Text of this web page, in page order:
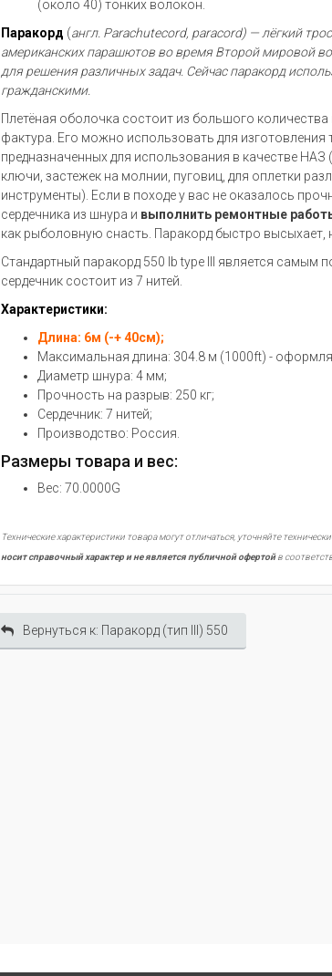
(около 40) тонких волокон.
Паракорд (англ. Parachutecord, paracord) — лёгкий
американских парашютов во время Второй мировой
для решения различных задач. Сейчас паракорд
гражданскими.
Плетёная оболочка состоит из большого количества
фактура. Его можно использовать для изготовления
предназначенных для использования в качестве
ключи, застежек на молнии, пуговиц, для оплетки
инструменты). Если в походе у вас не оказалось
сердечника из шнура и выполнить ремонтные
как рыболовную снасть. Паракорд быстро высыхает,
Стандартный паракорд 550 lb type III является самым
сердечник состоит из 7 нитей.
Характеристики:
Длина: 6м (-+ 40см);
Максимальная длина: 304.8 м (1000ft) -
Диаметр шнура: 4 мм;
Прочность на разрыв: 250 кг;
Сердечник: 7 нитей;
Производство: Россия.
Размеры товара и вес:
Вес: 70.0000G
Технические характеристики товара могут отличаться, уточняйте
носит справочный характер и не является публичной офертойв
Вернуться к: Паракорд (тип III) 550